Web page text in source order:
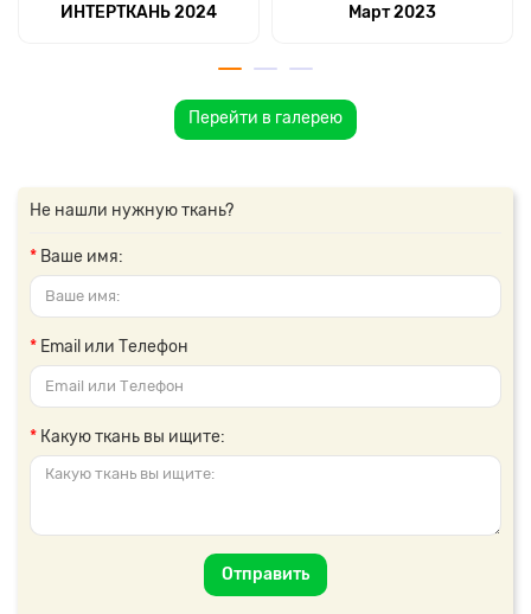
ИНТЕРТКАНЬ 2024 Март 2023
Перейти в галерею
Не нашли нужную ткань?
Ваше имя:
Email или Телефон
Какую ткань вы ищите:
Отправить